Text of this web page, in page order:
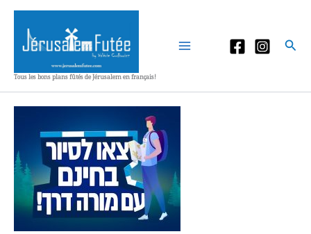
Aller
contenu
Tous les bons plans fûtés de Jérusalem en français!